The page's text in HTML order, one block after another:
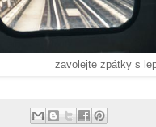
zavolejte zpátky s